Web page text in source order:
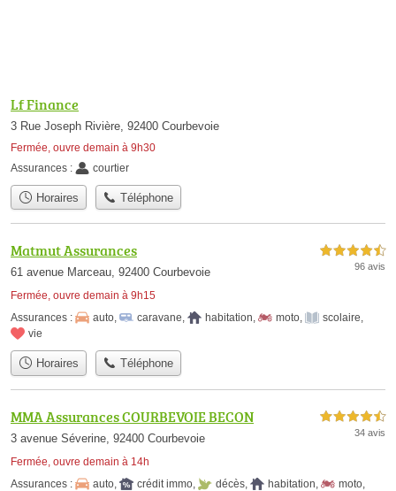
Lf Finance
3 Rue Joseph Rivière, 92400 Courbevoie
Fermée, ouvre demain à 9h30
Assurances :
courtier
Horaires Téléphone
Matmut Assurances
61 avenue Marceau, 92400 Courbevoie
Fermée, ouvre demain à 9h15
4,5 étoiles sur 5
96 avis
Assurances : auto, caravane, habitation, moto, scolaire,
vie
Horaires Téléphone
MMA Assurances COURBEVOIE BECON
3 avenue Séverine, 92400 Courbevoie
Fermée, ouvre demain à 14h
4,5 étoiles sur 5
34 avis
Assurances : auto crédit immo décès habitation moto